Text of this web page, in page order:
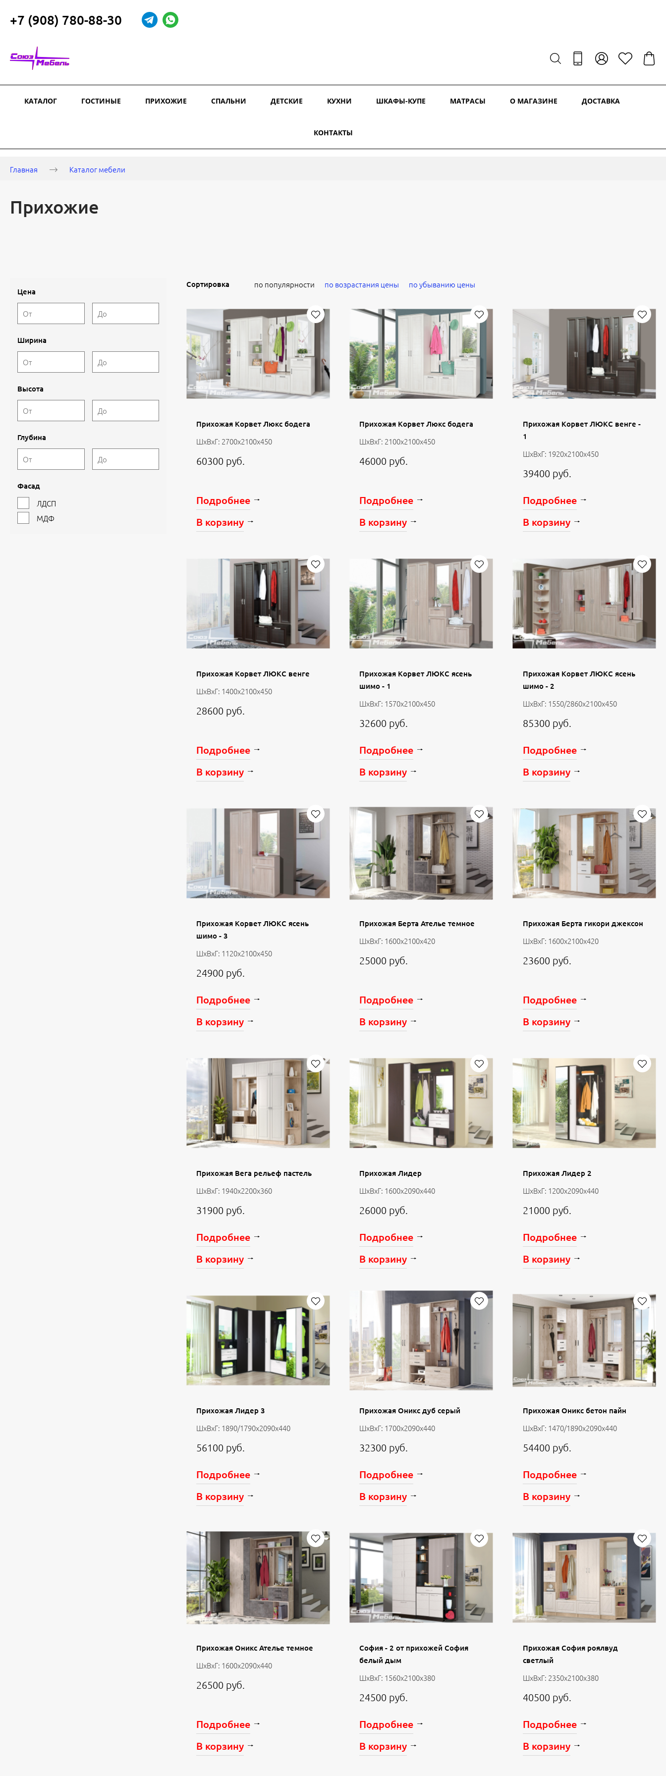
+7 (908) 780-88-30
КАТАЛОГ ГОСТИНЫЕ ПРИХОЖИЕ СПАЛЬНИ ДЕТСКИЕ КУХНИ ШКАФЫ-КУПЕ МАТРАСЫ О МАГАЗИНЕ ДОСТАВКА
КОНТАКТЫ
Главная Каталог мебели
Прихожие
Цена
Ширина
Высота
Глубина
Фасад
ЛДСП
МДФ
Сортировка по популярности по возрастания цены по убыванию цены
Прихожая Корвет Люкс бодега
ШхВхГ: 2700х2100х450
60300 руб.
Подробнее
В корзину
Прихожая Корвет Люкс бодега
ШхВхГ: 2100х2100х450
46000 руб.
Подробнее
В корзину
Прихожая Корвет ЛЮКС венге -
1
ШхВхГ: 1920х2100х450
39400 руб.
Подробнее
В корзину
Прихожая Корвет ЛЮКС венге
ШхВхГ: 1400х2100х450
28600 руб.
Подробнее
В корзину
Прихожая Корвет ЛЮКС ясень
шимо - 1
ШхВхГ: 1570х2100х450
32600 руб.
Подробнее
В корзину
Прихожая Корвет ЛЮКС ясень
шимо - 2
ШхВхГ: 1550/2860х2100х450
85300 руб.
Подробнее
В корзину
Прихожая Корвет ЛЮКС ясень
шимо - 3
ШхВхГ: 1120х2100х450
24900 руб.
Подробнее
В корзину
Прихожая Берта Ателье темное
ШхВхГ: 1600х2100х420
25000 руб.
Подробнее
В корзину
Прихожая Берта гикори джексон
ШхВхГ: 1600х2100х420
23600 руб.
Подробнее
В корзину
Прихожая Вега рельеф пастель
ШхВхГ: 1940х2200х360
31900 руб.
Подробнее
В корзину
Прихожая Лидер
ШхВхГ: 1600х2090х440
26000 руб.
Подробнее
В корзину
Прихожая Лидер 2
ШхВхГ: 1200х2090х440
21000 руб.
Подробнее
В корзину
Прихожая Лидер 3
ШхВхГ: 1890/1790х2090х440
56100 руб.
Подробнее
В корзину
Прихожая Оникс дуб серый
ШхВхГ: 1700х2090х440
32300 руб.
Подробнее
В корзину
Прихожая Оникс бетон пайн
ШхВхГ: 1470/1890х2090х440
54400 руб.
Подробнее
В корзину
Прихожая Оникс Ателье темное
ШхВхГ: 1600х2090х440
26500 руб.
Подробнее
В корзину
София - 2 от прихожей София
белый дым
ШхВхГ: 1560х2100х380
24500 руб.
Подробнее
В корзину
Прихожая София роялвуд
светлый
ШхВхГ: 2350х2100х380
40500 руб.
Подробнее
В корзину